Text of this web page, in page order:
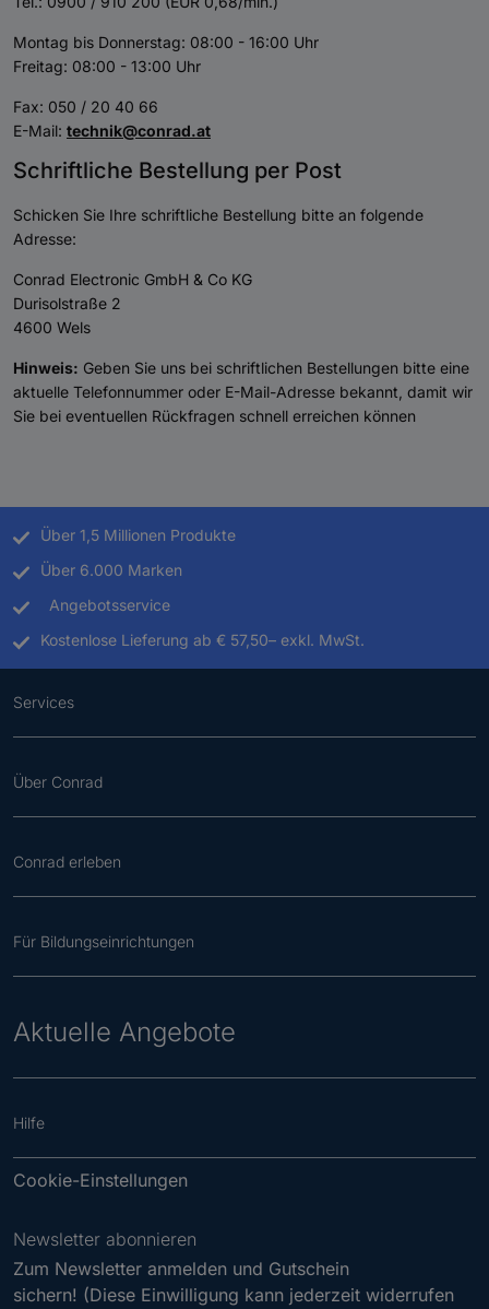
Montag bis Donnerstag: 08:00 - 16:00 Uhr
Freitag: 08:00 - 13:00 Uhr
Fax: 050 / 20 40 66
E-Mail: technik@conrad.at
Schriftliche Bestellung per Post
Schicken Sie Ihre schriftliche Bestellung bitte an folgende
Adresse:
Conrad Electronic GmbH & Co KG
Durisolstraße 2
4600 Wels
Hinweis: Geben Sie uns bei schriftlichen Bestellungen bitte eine
aktuelle Telefonnummer oder E-Mail-Adresse bekannt, damit wir
Sie bei eventuellen Rückfragen schnell erreichen können
Über 1,5 Millionen Produkte
Über 6.000 Marken
Angebotsservice
Kostenlose Lieferung ab € 57,50– exkl. MwSt.
Services
Über Conrad
Conrad erleben
Für Bildungseinrichtungen
Aktuelle Angebote
Hilfe
Cookie-Einstellungen
Newsletter abonnieren
Zum Newsletter anmelden und Gutschein
sichern! (Diese Einwilligung kann jederzeit widerrufen